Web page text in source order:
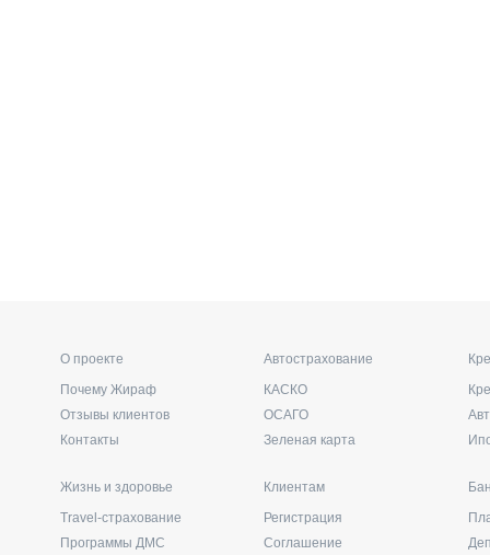
О проекте
Почему Жираф
Отзывы клиентов
Контакты
Автострахование
КАСКО
ОСАГО
Зеленая карта
Жизнь и здоровье
Travel-страхование
Программы ДМС
Клиентам
Регистрация
Соглашение